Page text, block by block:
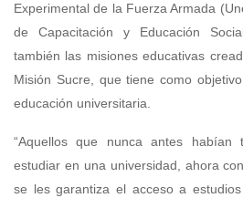
Experimental de la Fuerza Armada
de Capacitación y Educación
también las misiones educativas
Misión Sucre, que tiene como
educación universitaria.
“Aquellos que nunca antes habían
estudiar en una universidad, ahora
se les garantiza el acceso a